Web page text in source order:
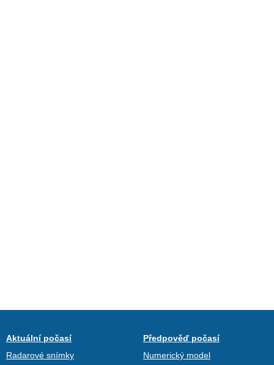
Aktuální počasí
Radarové snímky
Předpověď počasí
Numerický model